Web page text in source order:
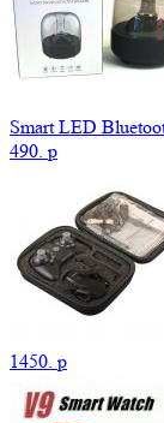
Smart LED
490. p
1450. p